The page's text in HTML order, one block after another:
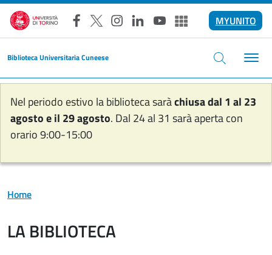
Salta al contenuto principale
Facebook
X Instagram
LinkedInYouTubeAltri social
MYUNITO
Biblioteca Universitaria Cuneese
Nel periodo estivo la biblioteca saràchiusa dal 1 al 23
agosto e il 29 agosto. Dal 24 al 31 sarà aperta con
orario 9:00-15:00
Home
LA BIBLIOTECA